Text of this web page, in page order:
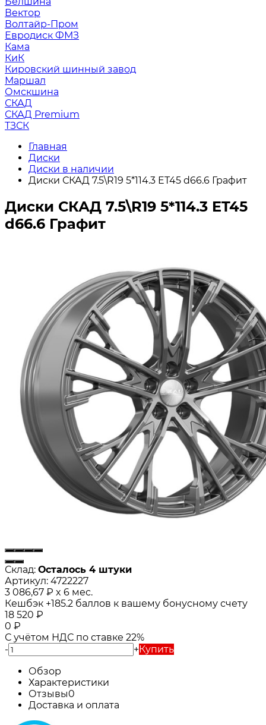
Вектор
Волтайр-Пром
Евродиск ФМЗ
Кама
КиК
Кировский шинный завод
Маршал
Омскшина
СКАД
СКАД Premium
ТЗСК
Главная
Диски
Диски в наличии
Диски СКАД 7.5\R19 5*114.3 ET45 d66.6 Графит
Диски СКАД 7.5\R19 5*114.3 ET45
d66.6 Графит
Склад: Осталось 4 штуки
Артикул: 4722227
3 086,67 ₽ x 6 мес.
Кешбэк +185.2 баллов к вашему бонусному счету
18 520 ₽
0 ₽
С учётом НДС по ставке 22%
-
+Купить
Обзор
Характеристики
Отзывы0
Доставка и оплата